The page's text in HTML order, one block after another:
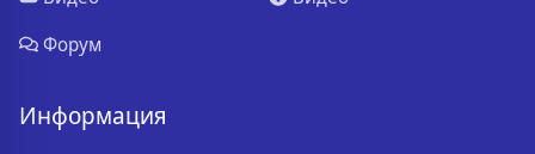
Форум
Информация